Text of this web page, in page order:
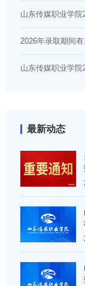
山东传媒职业学
2026年录取期间
山东传媒职业学
最新动态